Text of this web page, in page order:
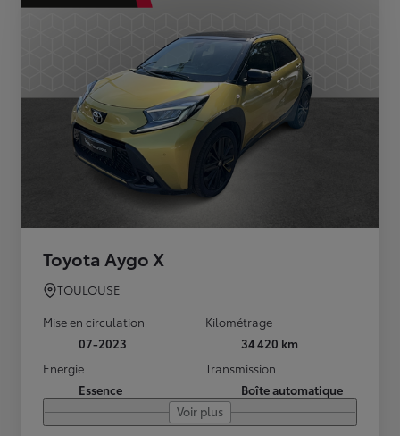
Toyota Aygo X
TOULOUSE
Mise en circulation
07-2023
Kilométrage
34 420 km
Energie
Essence
Transmission
Boîte automatique
Voir plus